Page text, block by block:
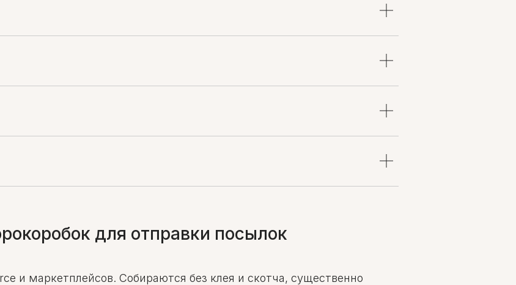
для отправки посылок
и маркетплейсов. Собираются без клея и скотча, существенно